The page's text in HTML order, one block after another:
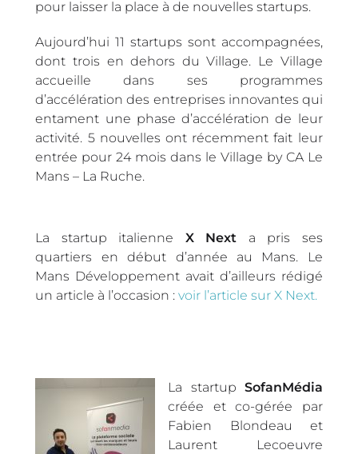
pour laisser la place à de nouvelles startups.
Aujourd’hui 11 startups sont accompagnées,
dont trois en dehors du Village. Le Village
accueille dans ses programmes
d’accélération des entreprises innovantes qui
entament une phase d’accélération de leur
activité. 5 nouvelles ont récemment fait leur
entrée pour 24 mois dans le Village by CA Le
Mans – La Ruche.
La startup italienne X Next a pris ses
quartiers en début d’année au Mans. Le
Mans Développement avait d’ailleurs rédigé
un article à l’occasion :voir l’article sur X Next.
La startup SofanMédia
créée et co-gérée par
Fabien Blondeau et
Laurent Lecoeuvre